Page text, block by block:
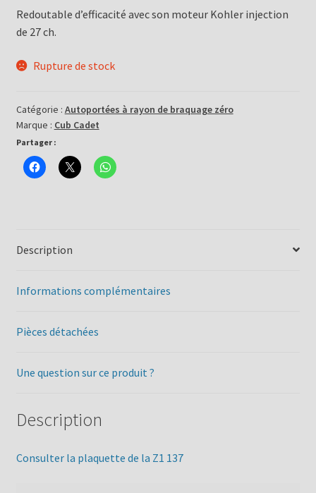
Redoutable d’efficacité avec son moteur Kohler injection
de 27 ch.
Rupture de stock
Catégorie : Autoportées à rayon de braquage zéro
Marque : Cub Cadet
Partager :
Description
Informations complémentaires
Pièces détachées
Une question sur ce produit ?
Description
Consulter la plaquette de la Z1 137